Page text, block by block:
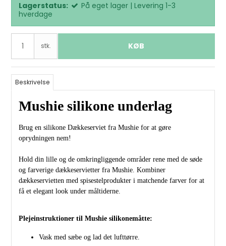
Lagerstatus:
På eget lager | Levering 1-3
hverdage
stk. KØB
Beskrivelse
Mushie silikone underlag
Brug en silikone Dækkeserviet fra Mushie for at gøre
oprydningen nem!
Hold din lille og de omkringliggende områder rene med de søde
og farverige dækkeservietter fra Mushie. Kombiner
dækkeservietten med spisestelprodukter i matchende farver for at
få et elegant look under måltiderne.
Plejeinstruktioner til Mushie silikonemåtte:
Vask med sæbe og lad det lufttørre.